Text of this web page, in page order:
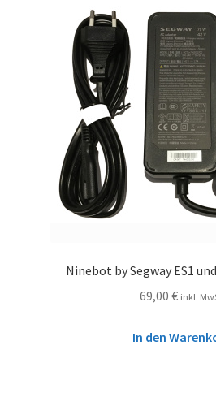
Ninebot by Segway ES1
69,00 € inkl.
In den